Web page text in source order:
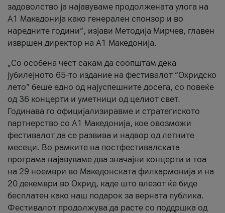
задоволство ја најавуваме продолжената улога на
A1 Македонија како генерален спонзор и во
наредните години“, изјави Методија Мирчев, главен
извршен директор на A1 Македонија.
„Со особена чест сакам да соопштам дека
јубилејното 65-то издание на фестивалот “Охридско
лето” беше едно од најуспешните досега, со повеќе
од 36 концерти и уметници од целиот свет.
Годинава го официјализиравме и стратегиското
партнерство со А1 Македонија, кое овозможи
фестивалот да се развива и надвор од летните
месеци. Во рамките на постфестивалската
програма најавуваме два значајни концерти и тоа
на 29 ноември во Македонската филхармонија и на
20 декември во Охрид, каде што влезот ќе биде
бесплатен како наш подарок за верната публика.
Фестивалот продолжува да расте со поддршка од